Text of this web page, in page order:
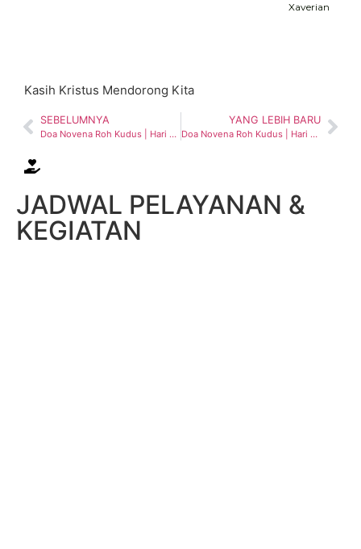
Xaverian
Kasih Kristus Mendorong Kita
SEBELUMNYA
Doa Novena Roh Kudus | Hari 6 – 20 Mei 2026
YANG LEBIH BARU
Doa Novena Roh Kudus | Hari 7 – 21 Mei 2026
JADWAL PELAYANAN &
KEGIATAN